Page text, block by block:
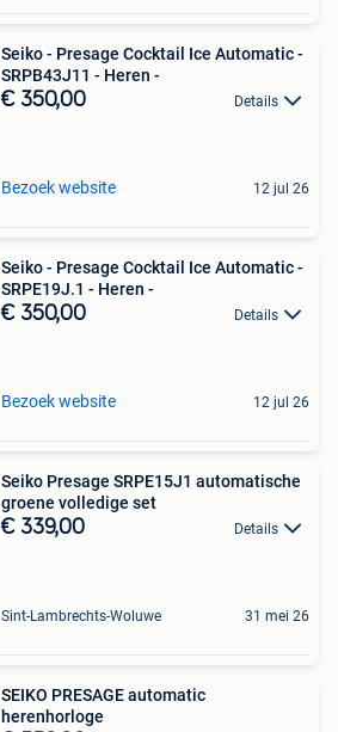
Seiko - Presage Cocktail Ice Automatic -
SRPB43J11 - Heren -
€ 350,00 Details
Bezoek website 12 jul 26
Seiko - Presage Cocktail Ice Automatic -
SRPE19J.1 - Heren -
€ 350,00 Details
Bezoek website 12 jul 26
Seiko Presage SRPE15J1 automatische
groene volledige set
€ 339,00 Details
Sint-Lambrechts-Woluwe 31 mei 26
SEIKO PRESAGE automatic
herenhorloge